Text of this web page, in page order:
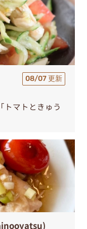
08/07 更新
トマトときゅう